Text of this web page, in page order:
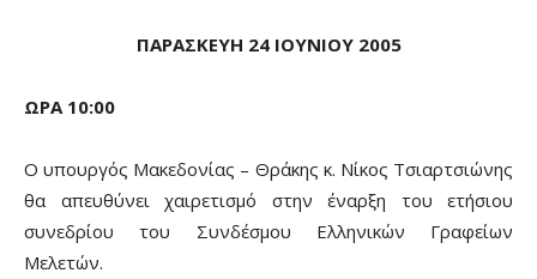
ΠΑΡΑΣΚΕΥΗ 24 ΙΟΥΝΙΟΥ 2005
ΩΡΑ 10:00
Ο υπουργός Μακεδονίας – Θράκης κ. Νίκος Τσιαρτσιώνης
θα απευθύνει χαιρετισμό στην έναρξη του ετήσιου
συνεδρίου του Συνδέσμου Ελληνικών Γραφείων
Μελετών.